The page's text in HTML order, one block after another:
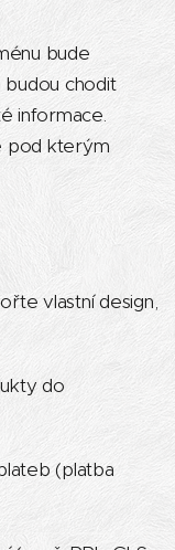
bude
chodit
informace.
pod kterým
vlastní design,
do
(platba